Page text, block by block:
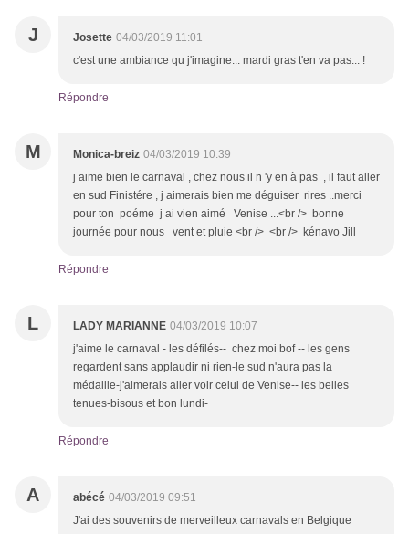
J Josette 04/03/2019 11:01
c'est une ambiance qu j'imagine... mardi gras t'en va pas... !
Répondre
M Monica-breiz 04/03/2019 10:39
j aime bien le carnaval , chez nous il n 'y en à pas , il faut aller
en sud Finistére , j aimerais bien me déguiser rires ..merci
pour ton poéme j ai vien aimé Venise ...<br /> bonne
journée pour nous vent et pluie <br /> <br /> kénavo Jill
Répondre
L LADY MARIANNE 04/03/2019 10:07
j'aime le carnaval - les défilés-- chez moi bof -- les gens
regardent sans applaudir ni rien-le sud n'aura pas la
médaille-j'aimerais aller voir celui de Venise-- les belles
tenues-bisous et bon lundi-
Répondre
A abécé 04/03/2019 09:51
J'ai des souvenirs de merveilleux carnavals en Belgique